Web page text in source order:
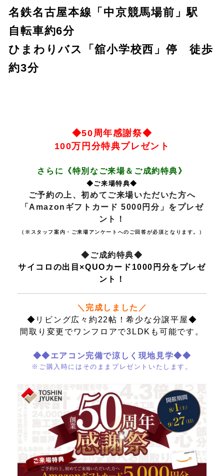
名鉄名古屋本線「中京競馬場前」駅
自転車約6分
ひまわりバス「舘小学校西」停 徒歩
約3分
◆50周年感謝祭◆
100万円分特典プレゼント
さらに 《特別なご来場＆ご成約特典》
◆ご来場特典◆
ご予約の上、初めてご来場いただいた方へ
「Amazonギフトカード 5000円分」をプレゼ
ント！
（※スタッフ案内・ご来場アンケートへのご回答が必須となります。）
◆ご成約特典◆
サイコロの出目×QUOカード1000円分をプレゼ
ント！
＼完成しました／
◆リビング広々約22帖！希少な分譲平屋◆
間取り変更でワンフロアで3LDKも可能です。
◆◆エアコン完備で涼しく現地見学◆◆
※ご購入時にはそのままプレゼントいたします。